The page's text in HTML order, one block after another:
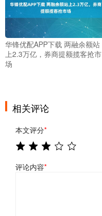
华锋优配APP下载 两融余额站
上2.3万亿，券商提额揽客抢市
场
相关评论
本文评分*
评论内容*